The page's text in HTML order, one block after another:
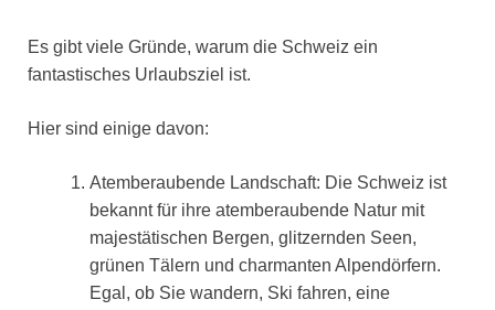
Es gibt viele Gründe, warum die Schweiz ein
fantastisches Urlaubsziel ist.
Hier sind einige davon:
Atemberaubende Landschaft: Die Schweiz ist
bekannt für ihre atemberaubende Natur mit
majestätischen Bergen, glitzernden Seen,
grünen Tälern und charmanten Alpendörfern.
Egal, ob Sie wandern, Ski fahren, eine